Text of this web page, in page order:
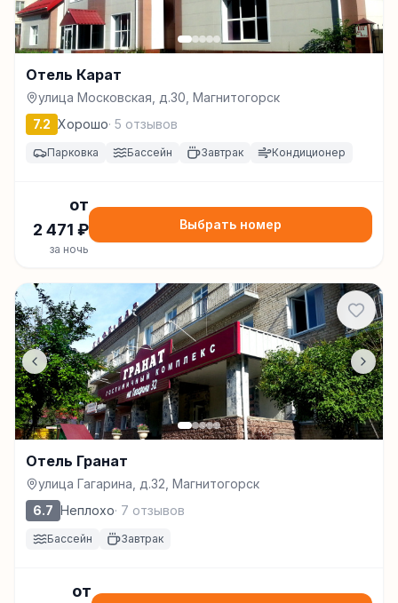
Отель Карат
улица Московская, д.30, Магнитогорск
7.2 Хорошо· 5 отзывов
Парковка Бассейн Завтрак Кондиционер
от
2 471 ₽
за ночь
Выбрать номер
Отель Гранат
улица Гагарина, д.32, Магнитогорск
6.7 Неплохо· 7 отзывов
Бассейн Завтрак
от